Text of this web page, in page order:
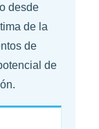
desde
de la
de
de